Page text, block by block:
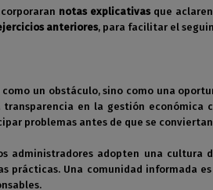
notas explicativasque
anteriores, para facilitar el
un obstáculo, sino como una
en la gestión
problemas antes de que se conviertan
administradores adopten una cultura
prácticas. Una comunidad informada